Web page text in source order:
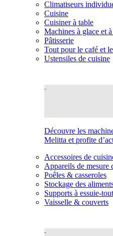
Climatiseurs
Cuisine
Cuisiner à table
Machines à glace et
Pâtisserie
Tout pour le café et
Ustensiles de cuisine
Découvre les
Melitta et profite
Accessoires de
Appareils de mesure
Poêles & casseroles
Stockage des
Supports à essuie-tout
Vaisselle & couverts